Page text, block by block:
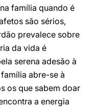
família quando é
são sérios,
prevalece sobre
da vida é
serena adesão à
abre-se à
os que sabem doar
a energia